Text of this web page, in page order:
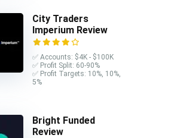
City Traders
Imperium Review
✅ Accounts: $4K - $100K
✅ Profit Split: 60-90%
✅ Profit Targets: 10%, 10%,
5%
Bright Funded
Review